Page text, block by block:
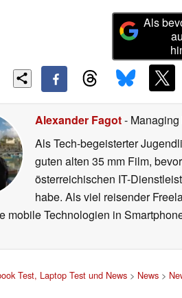
Als
Alexander Fagot-
Als Tech-begeisterter
guten alten 35 mm Film,
österreichischen IT-
habe. Als viel reisender
mobile Technologien in
Test, Laptop Test und News> News>